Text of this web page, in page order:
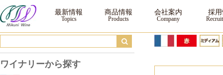
ジェラール・ベルトラン ジオ ルージュ ｜ ワイン ｜三国ワイン
最新情報 商品情報 会社案内 採
ワイナリーから探す